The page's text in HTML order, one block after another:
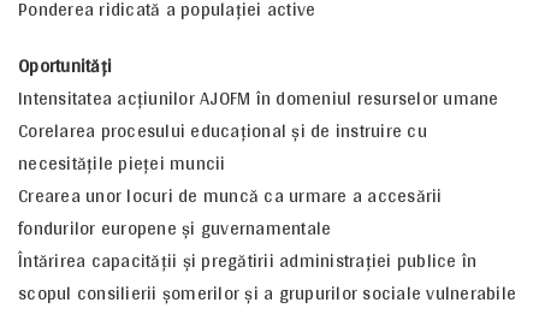
Ponderea ridicată a populaţiei active
Oportunităţi
Intensitatea acţiunilor AJOFM în domeniul resurselor umane
Corelarea procesului educaţional şi de instruire cu
necesităţile pieţei muncii
Crearea unor locuri de muncă ca urmare a accesării
fondurilor europene şi guvernamentale
Întărirea capacităţii şi pregătirii administraţiei publice în
scopul consilierii şomerilor şi a grupurilor sociale vulnerabile